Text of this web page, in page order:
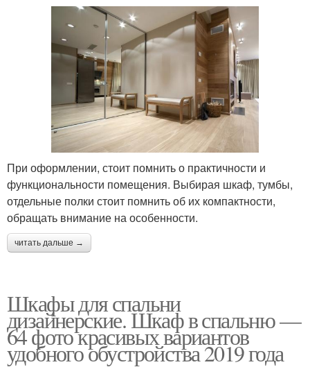
При оформлении, стоит помнить о практичности и
функциональности помещения. Выбирая шкаф, тумбы,
отдельные полки стоит помнить об их компактности,
обращать внимание на особенности.
читать дальше →
Шкафы для спальни
дизайнерские. Шкаф в спальню —
64 фото красивых вариантов
удобного обустройства 2019 года